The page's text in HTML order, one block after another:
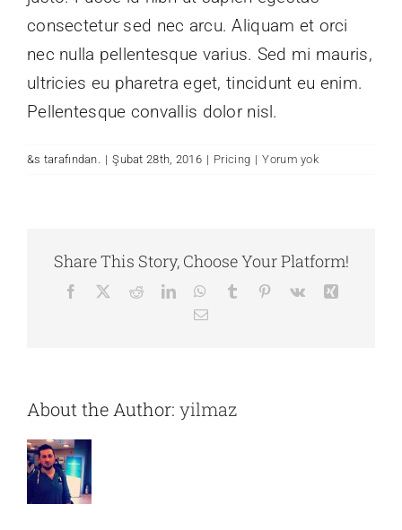
consectetur sed nec arcu. Aliquam et orci
nec nulla pellentesque varius. Sed mi mauris,
ultricies eu pharetra eget, tincidunt eu enim.
Pellentesque convallis dolor nisl.
&s tarafından. | Şubat 28th, 2016 | Pricing | Yorum yok
Share This Story, Choose Your Platform!
Facebook RedditLinkedInWhatsApp
Tumblr Pinterest
Vk
E-
About the Author: yilmaz